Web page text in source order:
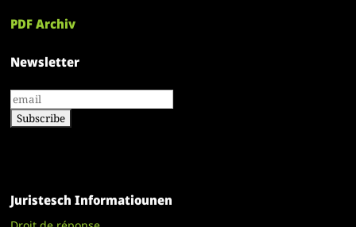
PDF Archiv
Newsletter
Juristesch Informatiounen